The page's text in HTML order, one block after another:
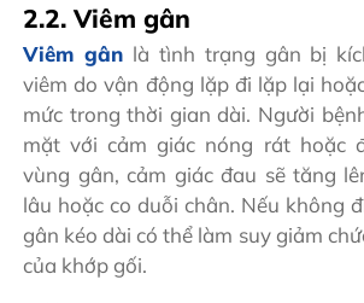
2.2. Viêm gân
Viêm gân là tình trạng gân bị
viêm do vận động lặp đi lặp lại
mức trong thời gian dài. Người
mặt với cảm giác nóng rát hoặc
vùng gân, cảm giác đau sẽ tăng
lâu hoặc co duỗi chân. Nếu không
gân kéo dài có thể làm suy giảm
của khớp gối.